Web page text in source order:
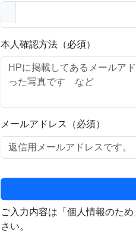
本人確認方法（必須）
メールアドレス（必須）
ご入力内容は「個人情報のた
さい。